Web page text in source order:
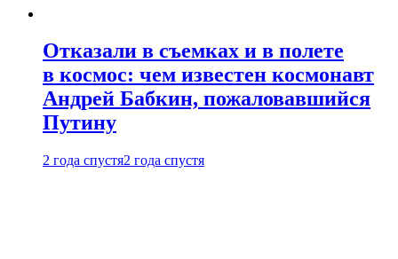
Отказали в съемках и в полете
в космос: чем известен космонавт
Андрей Бабкин, пожаловавшийся
Путину
2 года спустя2 года спустя